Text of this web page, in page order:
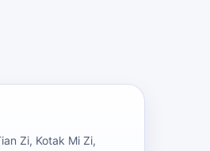
Zi, Kotak Mi Zi,